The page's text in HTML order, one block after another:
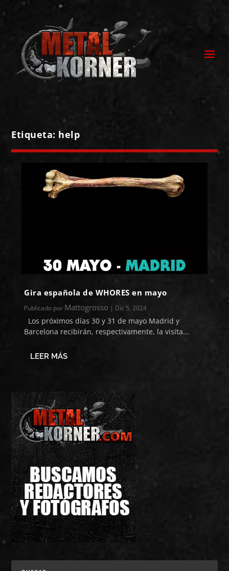
Etiqueta: help
Gira española de WHORES en mayo
Publicado por Mattogrosso | Dic 5, 2024
Los próximos días 30 y 31 de mayo Madrid y
Barcelona recibirán, respectivamente, la visita...
LEER MÁS